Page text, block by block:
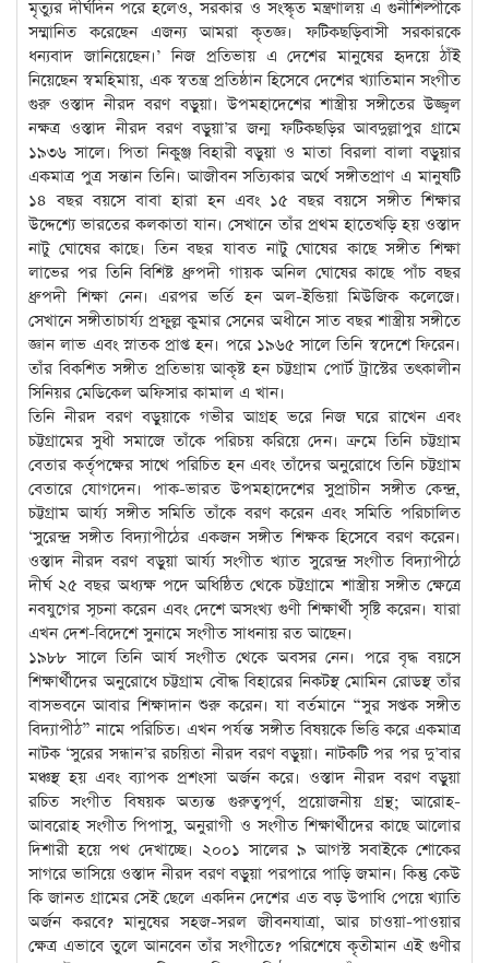
মৃত্যুর দীর্ঘদিন পরে হলেও, সরকার ও সংস্কৃত মন্ত্রণালয় এ গুনীশিল্পীকে
সম্মানিত করেছেন এজন্য আমরা কৃতজ্ঞ। ফটিকছড়িবাসী সরকারকে
ধন্যবাদ জানিয়েছেন।’ নিজ প্রতিভায় এ দেশের মানুষের হৃদয়ে ঠাঁই
নিয়েছেন স্বমহিমায়, এক স্বতন্ত্র প্রতিষ্ঠান হিসেবে দেশের খ্যাতিমান সংগীত
গুরু ওস্তাদ নীরদ বরণ বড়ুয়া। উপমহাদেশের শাস্ত্রীয় সঙ্গীতের উজ্জ্বল
নক্ষত্র ওস্তাদ নীরদ বরণ বড়ুয়া’র জন্ম ফটিকছড়ির আবদুল্লাপুর গ্রামে
১৯৩৬ সালে। পিতা নিকুঞ্জ বিহারী বড়ুয়া ও মাতা বিরলা বালা বড়ুয়ার
একমাত্র পুত্র সন্তান তিনি। আজীবন সত্যিকার অর্থে সঙ্গীতপ্রাণ এ মানুষটি
১৪ বছর বয়সে বাবা হারা হন এবং ১৫ বছর বয়সে সঙ্গীত শিক্ষার
উদ্দেশ্যে ভারতের কলকাতা যান। সেখানে তাঁর প্রথম হাতেখড়ি হয় ওস্তাদ
নাটু ঘোষের কাছে। তিন বছর যাবত নাটু ঘোষের কাছে সঙ্গীত শিক্ষা
লাভের পর তিনি বিশিষ্ট ধ্রুপদী গায়ক অনিল ঘোষের কাছে পাঁচ বছর
ধ্রুপদী শিক্ষা নেন। এরপর ভর্তি হন অল-ইন্ডিয়া মিউজিক কলেজে।
সেখানে সঙ্গীতাচার্য্য প্রফুল্ল কুমার সেনের অধীনে সাত বছর শাস্ত্রীয় সঙ্গীতে
জ্ঞান লাভ এবং স্নাতক প্রাপ্ত হন। পরে ১৯৬৫ সালে তিনি স্বদেশে ফিরেন।
তাঁর বিকশিত সঙ্গীত প্রতিভায় আকৃষ্ট হন চট্টগ্রাম পোর্ট ট্রাস্টের তৎকালীন
সিনিয়র মেডিকেল অফিসার কামাল এ খান।
তিনি নীরদ বরণ বড়ুয়াকে গভীর আগ্রহ ভরে নিজ ঘরে রাখেন এবং
চট্টগ্রামের সুধী সমাজে তাঁকে পরিচয় করিয়ে দেন। ক্রমে তিনি চট্টগ্রাম
বেতার কর্তৃপক্ষের সাথে পরিচিত হন এবং তাঁদের অনুরোধে তিনি চট্টগ্রাম
বেতারে যোগদেন। পাক-ভারত উপমহাদেশের সুপ্রাচীন সঙ্গীত কেন্দ্র,
চট্টগ্রাম আর্য্য সঙ্গীত সমিতি তাঁকে বরণ করেন এবং সমিতি পরিচালিত
‘সুরেন্দ্র সঙ্গীত বিদ্যাপীঠের একজন সঙ্গীত শিক্ষক হিসেবে বরণ করেন।
ওস্তাদ নীরদ বরণ বড়ুয়া আর্য্য সংগীত খ্যাত সুরেন্দ্র সংগীত বিদ্যাপীঠে
দীর্ঘ ২৫ বছর অধ্যক্ষ পদে অধিষ্ঠিত থেকে চট্টগ্রামে শাস্ত্রীয় সঙ্গীত ক্ষেত্রে
নবযুগের সূচনা করেন এবং দেশে অসংখ্য গুণী শিক্ষার্থী সৃষ্টি করেন। যারা
এখন দেশ-বিদেশে সুনামে সংগীত সাধনায় রত আছেন।
১৯৮৮ সালে তিনি আর্য সংগীত থেকে অবসর নেন। পরে বৃদ্ধ বয়সে
শিক্ষার্থীদের অনুরোধে চট্টগ্রাম বৌদ্ধ বিহারের নিকটস্থ মোমিন রোডস্থ তাঁর
বাসভবনে আবার শিক্ষাদান শুরু করেন। যা বর্তমানে “সুর সপ্তক সঙ্গীত
বিদ্যাপীঠ” নামে পরিচিত। এখন পর্যন্ত সঙ্গীত বিষয়কে ভিত্তি করে একমাত্র
নাটক ‘সুরের সন্ধান’র রচয়িতা নীরদ বরণ বড়ুয়া। নাটকটি পর পর দু’বার
মঞ্চস্থ হয় এবং ব্যাপক প্রশংসা অর্জন করে। ওস্তাদ নীরদ বরণ বড়ুয়া
রচিত সংগীত বিষয়ক অত্যন্ত গুরুত্বপূর্ণ, প্রয়োজনীয় গ্রন্থ; আরোহ-
আবরোহ সংগীত পিপাসু, অনুরাগী ও সংগীত শিক্ষার্থীদের কাছে আলোর
দিশারী হয়ে পথ দেখাচ্ছে। ২০০১ সালের ৯ আগস্ট সবাইকে শোকের
সাগরে ভাসিয়ে ওস্তাদ নীরদ বরণ বড়ুয়া পরপারে পাড়ি জমান। কিন্তু কেউ
কি জানত গ্রামের সেই ছেলে একদিন দেশের এত বড় উপাধি পেয়ে খ্যাতি
অর্জন করবে? মানুষের সহজ-সরল জীবনযাত্রা, আর চাওয়া-পাওয়ার
ক্ষেত্র এভাবে তুলে আনবেন তাঁর সংগীতে? পরিশেষে কৃতীমান এই গুণীর